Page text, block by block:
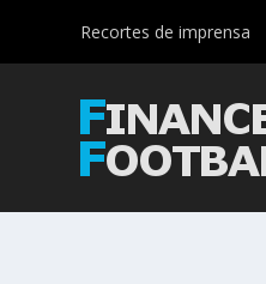
Recortes de imprensa